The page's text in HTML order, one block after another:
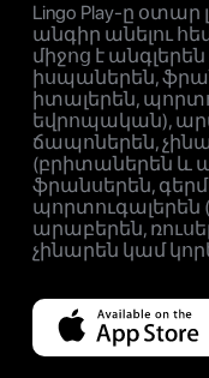
Lingo Play-ը օտար
անգիր անելու
միջոց է
իսպաներեն,
իտալերեն,
եվրոպական),
ճապոներեն,
(բրիտաներեն և
ֆրանսերեն,
պորտուգալերեն
արաբերեն,
չինարեն կամ